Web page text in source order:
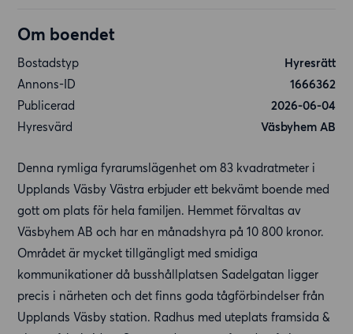
Om boendet
Bostadstyp
Hyresrätt
Annons-ID
1666362
Publicerad
2026-06-04
Hyresvärd
Väsbyhem AB
Denna rymliga fyrarumslägenhet om 83 kvadratmeter i
Upplands Väsby Västra erbjuder ett bekvämt boende med
gott om plats för hela familjen. Hemmet förvaltas av
Väsbyhem AB och har en månadshyra på 10 800 kronor.
Området är mycket tillgängligt med smidiga
kommunikationer då busshållplatsen Sadelgatan ligger
precis i närheten och det finns goda tågförbindelser från
Upplands Väsby station. Radhus med uteplats framsida &